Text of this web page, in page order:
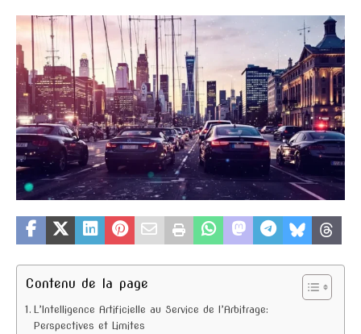
Contenu de la page
L’Intelligence Artificielle au Service de l’Arbitrage:
Perspectives et Limites